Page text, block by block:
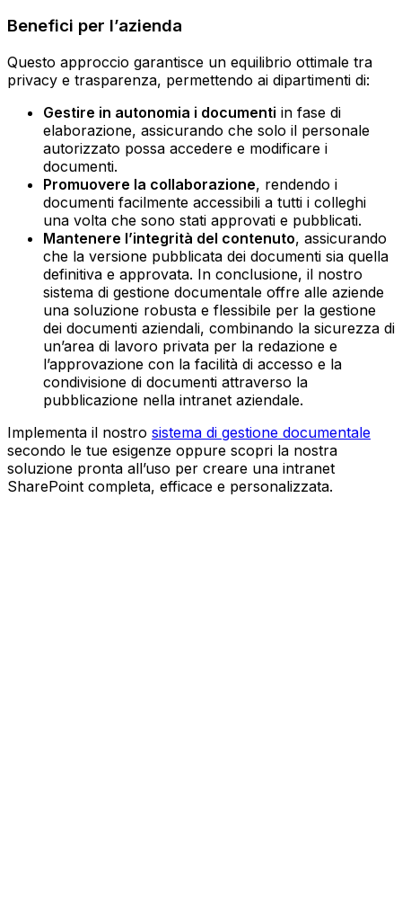
Benefici per l’azienda
Questo approccio garantisce un equilibrio ottimale tra
privacy e trasparenza, permettendo ai dipartimenti di:
Gestire in autonomia i documenti in fase di
elaborazione, assicurando che solo il personale
autorizzato possa accedere e modificare i
documenti.‍
Promuovere la collaborazione, rendendo i
documenti facilmente accessibili a tutti i colleghi
una volta che sono stati approvati e pubblicati.‍
Mantenere l’integrità del contenuto, assicurando
che la versione pubblicata dei documenti sia quella
definitiva e approvata.‍ In conclusione, il nostro
sistema di gestione documentale offre alle aziende
una soluzione robusta e flessibile per la gestione
dei documenti aziendali, combinando la sicurezza di
un’area di lavoro privata per la redazione e
l’approvazione con la facilità di accesso e la
condivisione di documenti attraverso la
pubblicazione nella intranet aziendale.
Implementa il nostro sistema di gestione documentale
secondo le tue esigenze oppure scopri la nostra
soluzione pronta all’uso per creare una intranet
SharePoint completa, efficace e personalizzata.